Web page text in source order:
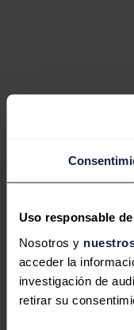
Uso responsable
Nosotros y
acceder la
investigación de
retirar su